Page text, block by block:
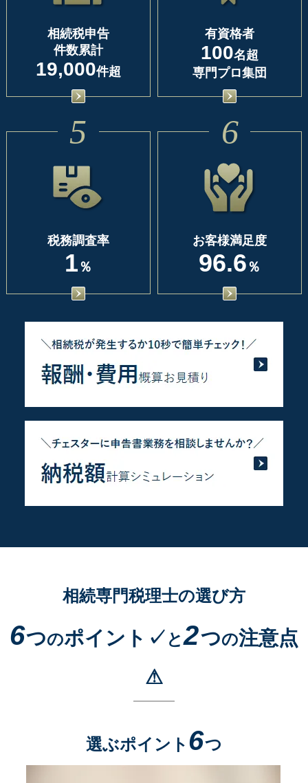
相続税申告
件数累計
19,000件超
有資格者
100名超
専門プロ集団
5
税務調査率
1 ％
6
お客様満足度
96.6 ％
相続専門税理士の選び方
6つのポイント✓ と2つの注意点
⚠
選ぶポイント 6つ